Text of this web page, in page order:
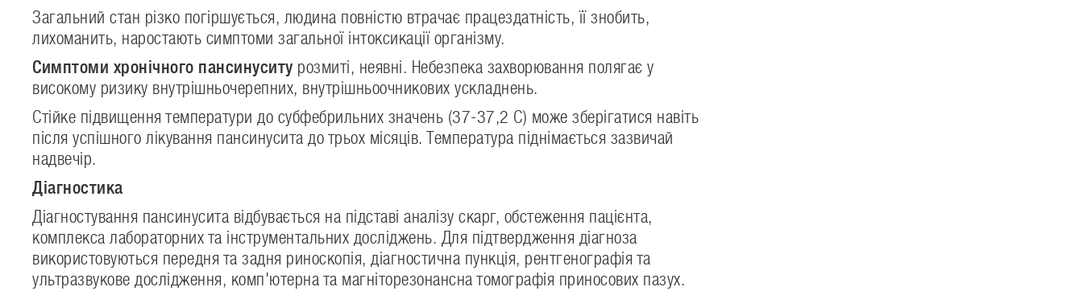
Загальний стан різко погіршується, людина повністю втрачає працездатність, її знобить,
лихоманить, наростають симптоми загальної інтоксикації організму.
Симптоми хронічного пансинуситу розмиті, неявні. Небезпека захворювання полягає у
високому ризику внутрішньочерепних, внутрішньоочникових ускладнень.
Стійке підвищення температури до субфебрильних значень (37-37,2 С) може зберігатися навіть
після успішного лікування пансинусита до трьох місяців. Температура піднімається зазвичай
надвечір.
Діагностика
Діагностування пансинусита відбувається на підставі аналізу скарг, обстеження пацієнта,
комплекса лабораторних та інструментальних досліджень. Для підтвердження діагноза
використовуються передня та задня риноскопія, діагностична пункція, рентгенографія та
ультразвукове дослідження, комп'ютерна та магніторезонансна томографія приносових пазух.